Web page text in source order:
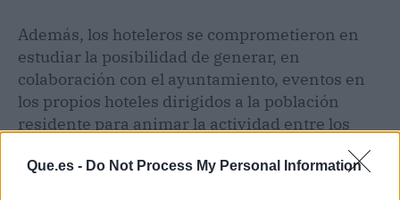
Que.es - Do Not Process My Personal Information
Además, los hoteleros se comprometieron en
estudiar la posibilidad de generar, en
colaboración con el ayuntamiento, eventos en
los propios hoteles dirigidos a la población
residente para animar la actividad entre los
meses de abril y septiembre. “Una iniciativa
que ya se está desarrollando en otros destinos